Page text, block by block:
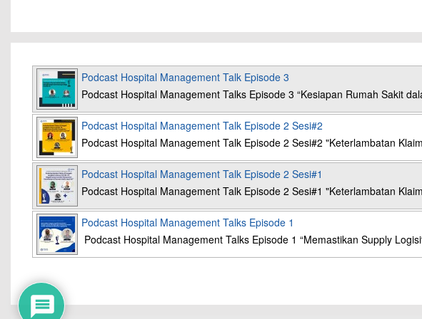
Podcast Hospital Management Talk Episode 3
Podcast Hospital Management Talks Episode 3 “Kesiapan Rumah Sakit
Podcast Hospital Management Talk Episode 2 Sesi#2
Podcast Hospital Management Talk Episode 2 Sesi#2 "Keterlambatan
Podcast Hospital Management Talk Episode 2 Sesi#1
Podcast Hospital Management Talk Episode 2 Sesi#1 "Keterlambatan
Podcast Hospital Management Talks Episode 1
Podcast Hospital Management Talks Episode 1 “Memastikan Supply